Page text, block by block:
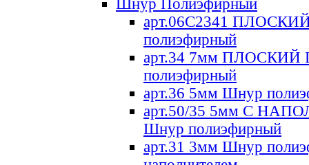
Шнур Полиэфирный
арт.06С2341
полиэфирный
арт.34 7мм ПЛОСКИЙ
полиэфирный
арт.36 5мм Шнур
арт.50/35 5мм С
Шнур полиэфирный
арт.31 3мм Шнур